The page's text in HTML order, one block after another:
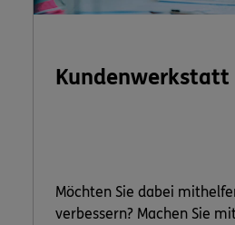
Kundenwerkstatt
Möchten Sie dabei
verbessern? Machen Sie